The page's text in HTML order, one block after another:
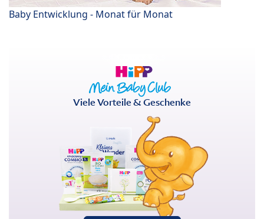
Baby Entwicklung - Monat für Monat
Viele Vorteile & Geschenke